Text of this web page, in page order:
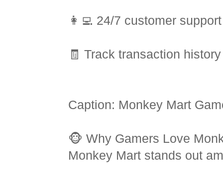
👩‍💻 24/7 customer support
🧾 Track transaction
Caption: Monkey Mart
🐵 Why Gamers Love
Monkey Mart stands out